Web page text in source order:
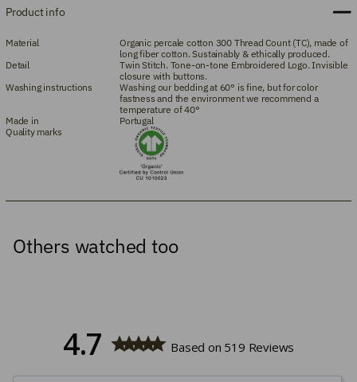
Product info
Material
Organic percale cotton 300 Thread Count (TC), made of
long fiber cotton. Sustainably & ethically produced.
Detail
Twin Stitch. Tone-on-tone Embroidered Logo. Invisible
closure with buttons.
Washing instructions
Washing our bedding at 60° is fine, but for color
fastness and the environment we recommend a
temperature of 40°
Made in
Portugal
Quality marks
Others watched too
4.7 Based on 519 Reviews